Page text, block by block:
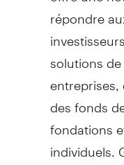
répondre
solutions
entreprises,
des fonds
fondations
individuels.